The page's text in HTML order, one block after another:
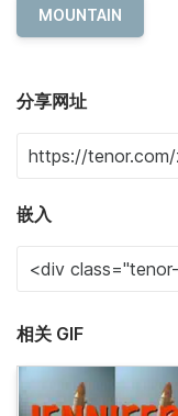
MOUNTAIN
分享网址
嵌入
相关 GIF